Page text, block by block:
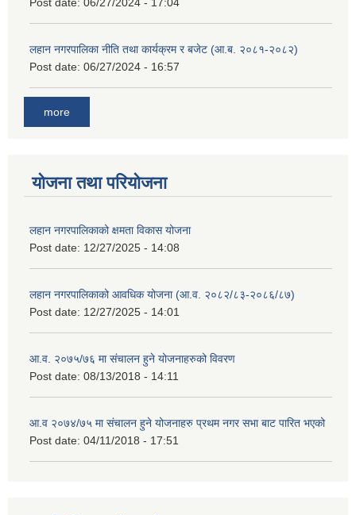
लहान नगरपालिका नीति तथा कार्यक्रम र बजेट (आ.ब. २०८१-२०८२)
Post date: 06/27/2024 - 16:57
more
योजना तथा परियोजना
लहान नगरपालिकाको क्षमता विकास योजना
Post date: 12/27/2025 - 14:08
लहान नगरपालिकाको आवधिक योजना (आ.व. २०८२/८३-२०८६/८७)
Post date: 12/27/2025 - 14:01
आ.व. २०७५/७६ मा संचालन हुने योजनाहरुको विवरण
Post date: 08/13/2018 - 14:11
आ.व २०७४/७५ मा संचालन हुने योजनाहरु प्रथम नगर सभा बाट पारित भएको
Post date: 04/11/2018 - 17:51